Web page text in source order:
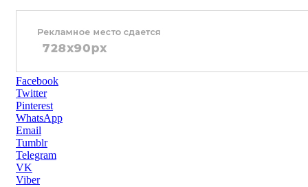
Facebook
Twitter
Pinterest
WhatsApp
Email
Tumblr
Telegram
VK
Viber